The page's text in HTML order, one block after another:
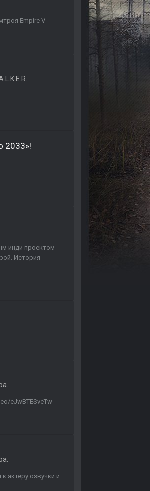
Empire V
2033»!
инди проектом
История
eJwBTESveTw
актеру озвучки и